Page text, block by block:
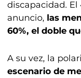
discapacidad. El
anuncio, las
60%, el doble
A su vez, la
escenario de